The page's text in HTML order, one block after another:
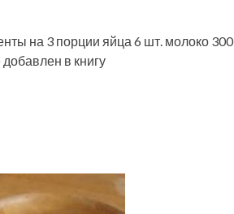
на 3 порции яйца 6 шт. молоко 300
в книгу